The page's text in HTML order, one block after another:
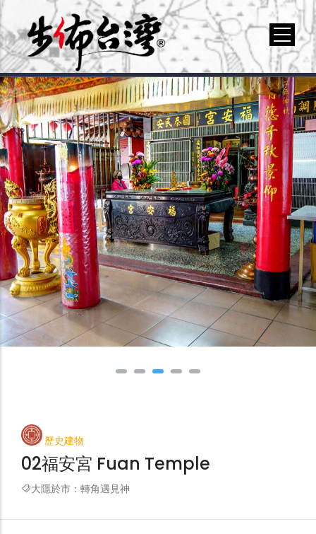
歷史建物
02福安宮 Fuan Temple
大隱於市：轉角遇見神